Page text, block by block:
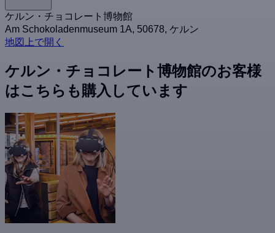
ケルン・チョコレート博物館
Am Schokoladenmuseum 1A, 50678, ケルン
地図上で開く
ケルン・チョコレート博物館のお客様
はこちらも購入しています